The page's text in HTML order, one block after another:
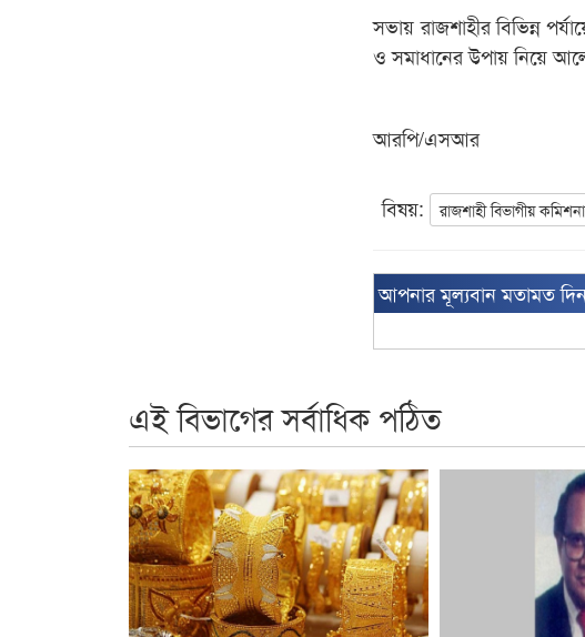
সভায় রাজশাহীর বিভিন্ন
ও সমাধানের উপায় নিয়ে
আরপি/এসআর
বিষয়: রাজশাহী বিভাগীয়
আপনার মূল্যবান মতামত
এই বিভাগের সর্বাধিক পঠিত